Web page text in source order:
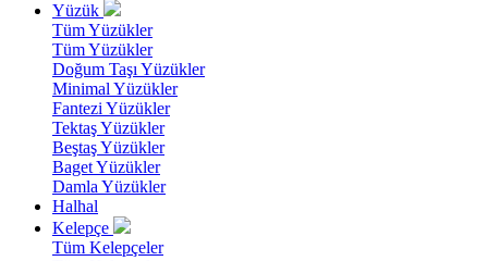
Yüzük
Tüm Yüzükler
Tüm Yüzükler
Doğum Taşı Yüzükler
Minimal Yüzükler
Fantezi Yüzükler
Tektaş Yüzükler
Beştaş Yüzükler
Baget Yüzükler
Damla Yüzükler
Halhal
Kelepçe
Tüm Kelepçeler